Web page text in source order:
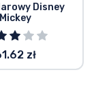
Disney
Mickey
zł